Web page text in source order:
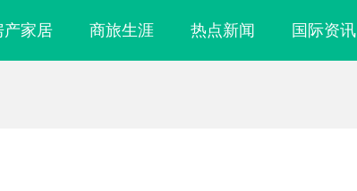
产家居 商旅生涯 热点新闻 国际资讯